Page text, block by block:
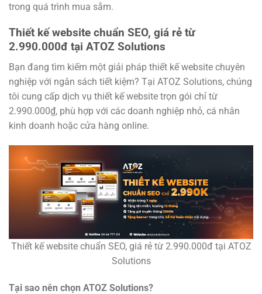
trong quá trình mua sắm.
Thiết kế website chuẩn SEO, giá rẻ từ
2.990.000đ tại ATOZ Solutions
Bạn đang tìm kiếm một giải pháp thiết kế website chuyên
nghiệp với ngân sách tiết kiệm? Tại ATOZ Solutions, chúng
tôi cung cấp dịch vụ thiết kế website trọn gói chỉ từ
2.990.000₫, phù hợp với các doanh nghiệp nhỏ, cá nhân
kinh doanh hoặc cửa hàng online.
Thiết kế website chuẩn SEO, giá rẻ từ 2.990.000đ tại ATOZ
Solutions
Tại sao nên chọn ATOZ Solutions?